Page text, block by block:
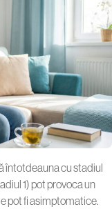
întotdeauna cu stadiul
1) pot provoca un
pot fi asimptomatice.